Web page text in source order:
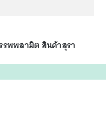
รพพสามิต สินค้าสุรา